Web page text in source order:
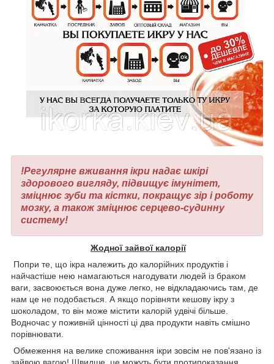
!Регулярне вживання ікри надає шкірі
здорового вигляду, підвищує імунітет,
зміцнює зуби та кістки, покращує зір і роботу
мозку, а також зміцнює серцево-судинну
систему!
Жодної зайвої калорії
Попри те, що ікра належить до калорійних продуктів і
найчастіше нею намагаються нагодувати людей із браком
ваги, засвоюється вона дуже легко, не відкладаючись там, де
нам це не подобається. А якщо порівняти кешову ікру з
шоколадом, то він може містити калорій удвічі більше.
Водночас у поживній цінності ці два продукти навіть смішно
порівнювати.
Обмеження на велике споживання ікри зовсім не пов'язано із